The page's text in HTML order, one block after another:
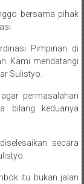
bersama pihak
Pimpinan di
Kami mendatangi
Sulistyo.
permasalahan
bilang keduanya
secara
itu bukan jalan